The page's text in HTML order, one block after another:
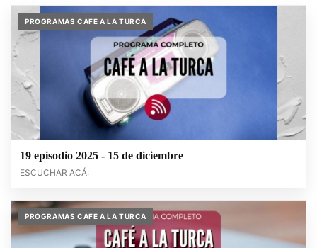
PROGRAMAS CAFE A LA TURCA
19 episodio 2025 - 15 de diciembre
ESCUCHAR ACÁ:
PROGRAMAS CAFE A LA TURCA